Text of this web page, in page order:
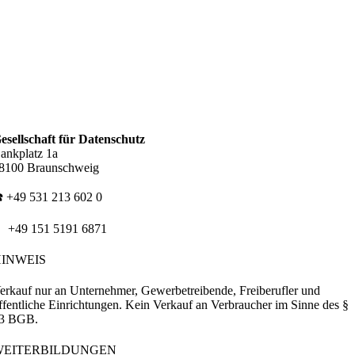
für Datenschutz
1a
Braunschweig
+49 531 213 602 0
+49 151 5191 6871
nur an Unternehmer, Gewerbetreibende, Freiberufler und
Einrichtungen. Kein Verkauf an Verbraucher im Sinne des §
BGB.